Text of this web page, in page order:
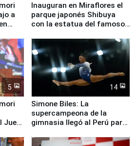
a
Inauguran en Miraflores el
parque japonés Shibuya
con la estatua del famoso
5
Juez
14
Simone Biles: La
supercampeona de la
gimnasia llegó al Perú para
Panamericanos Lima 2027